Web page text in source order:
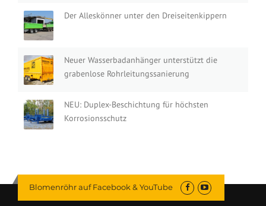
Der Alleskönner unter den Dreiseitenkippern
Neuer Wasserbadanhänger unterstützt die
grabenlose Rohrleitungssanierung
NEU: Duplex-Beschichtung für höchsten
Korrosionsschutz
Blomenröhr auf Facebook & YouTube